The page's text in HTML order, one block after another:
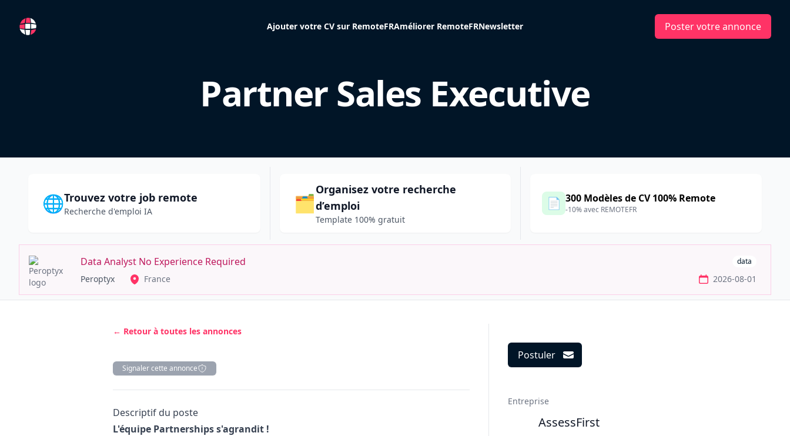
RemoteFR Ajouter votre CV sur RemoteFRAméliorer RemoteFRNewsletter Poster votre annonce
Partner Sales Executive
🌐Trouvez votre job remote
Recherche d'emploi IA 🗂️
Organisez votre recherche
d’emploi
Template 100% gratuit
📄 300 Modèles de CV 100% Remote
-10% avec REMOTEFR
Data Analyst No Experience Required data
Peroptyx France 2026-08-01
← Retour à toutes les annonces
Signaler cette annonce
Description
Descriptif du poste
L'équipe Partnerships s'agrandit !
Postuler
Entreprise
AssessFirst